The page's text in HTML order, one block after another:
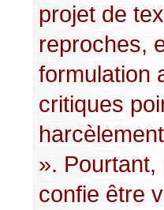
projet de
reproches,
formulation
critiques
». Pourtant,
confie être